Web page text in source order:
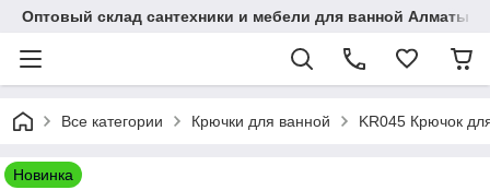
Оптовый склад сантехники и мебели для ванной Алматы •
Все категории Крючки для ванной KR045 Крючок
Новинка